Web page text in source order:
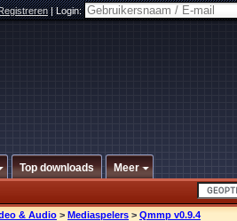
|Login:
Top downloads Meer
& Audio > Mediaspelers > Qmmp v0.9.4